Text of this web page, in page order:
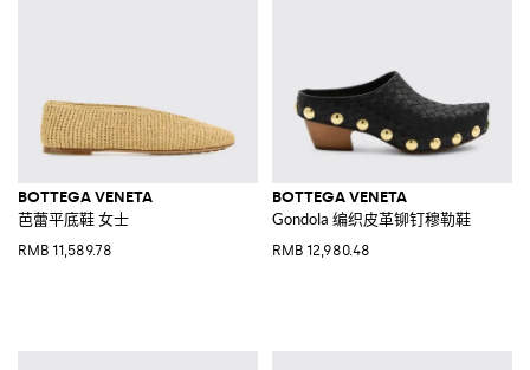
BOTTEGA VENETA
芭蕾平底鞋 女士
RMB 11,589.78
BOTTEGA VENETA
Gondola 编织皮革铆钉穆勒鞋
RMB 12,980.48